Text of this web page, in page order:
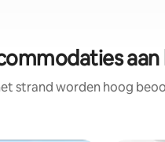
strand worden hoog